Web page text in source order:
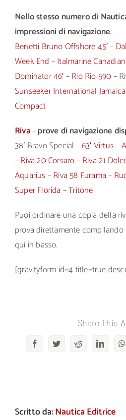
Nello stesso numero di
impressioni di navigazione:
Benetti Bruno Offshore 45′–
Week End –Italmarine
Dominator 46′–Rio Rio 590–
Sunseeker International
Compact
Riva–prove di navigazione
38′ Bravo Special –63′ Virtus–
–Riva 20 Corsaro–Riva 21
Aquarius–Riva 58 Furama–
Super Florida –Tritone
Puoi ordinare una copia della
prova direttamente
qui in basso.
[gravityform id=4 title=true
Share This
FacebookTwitterReddit
Scritto da:Nautica Editrice